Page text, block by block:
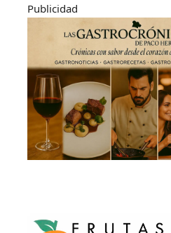
Publicidad